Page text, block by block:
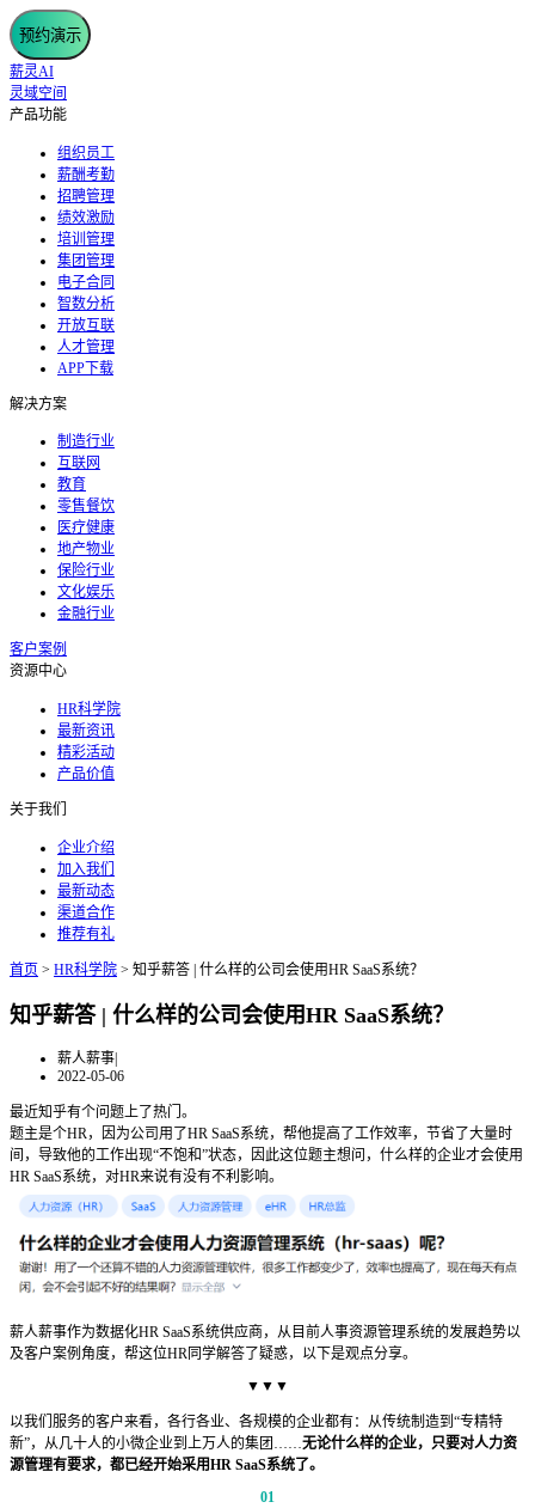
预约演示
薪灵AI
灵域空间
产品功能
组织员工
薪酬考勤
招聘管理
绩效激励
培训管理
集团管理
电子合同
智数分析
开放互联
人才管理
APP下载
解决方案
制造行业
互联网
教育
零售餐饮
医疗健康
地产物业
保险行业
文化娱乐
金融行业
客户案例
资源中心
HR科学院
最新资讯
精彩活动
产品价值
关于我们
企业介绍
加入我们
最新动态
渠道合作
推荐有礼
首页 > HR科学院 > 知乎薪答 | 什么样的公司会使用HR SaaS系统？
知乎薪答 | 什么样的公司会使用HR SaaS系统？
薪人薪事|
2022-05-06
最近知乎有个问题上了热门。
题主是个HR，因为公司用了HR SaaS系统，帮他提高了工作效率，节省了大量时
间，导致他的工作出现“不饱和”状态，因此这位题主想问，什么样的企业才会使用
HR SaaS系统，对HR来说有没有不利影响。
薪人薪事作为数据化HR SaaS系统供应商，从目前人事资源管理系统的发展趋势以
及客户案例角度，帮这位HR同学解答了疑惑，以下是观点分享。
▼▼▼
以我们服务的客户来看，各行各业、各规模的企业都有：从传统制造到“专精特
新”，从几十人的小微企业到上万人的集团……无论什么样的企业，只要对人力资
源管理有要求，都已经开始采用HR SaaS系统了。
01